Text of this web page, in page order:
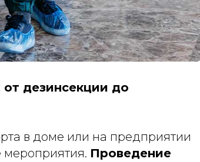
дезинсекции до
в доме или на предприятии
мероприятия. Проведение